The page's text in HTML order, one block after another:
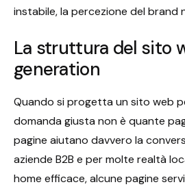
instabile, la percezione del brand
La struttura del sito
generation
Quando si progetta un sito web
domanda giusta non è quante
pagine aiutano davvero la
aziende B2B e per molte realtà
home efficace, alcune pagine